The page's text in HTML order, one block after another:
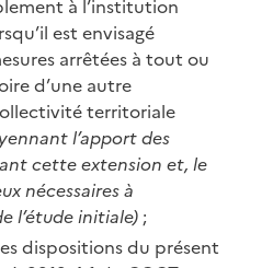
à l’institution
est envisagé
arrêtées à tout ou
d’une autre
territoriale
l’apport des
cette extension et, le
nécessaires à
l’étude initiale) ;
dispositions du présent